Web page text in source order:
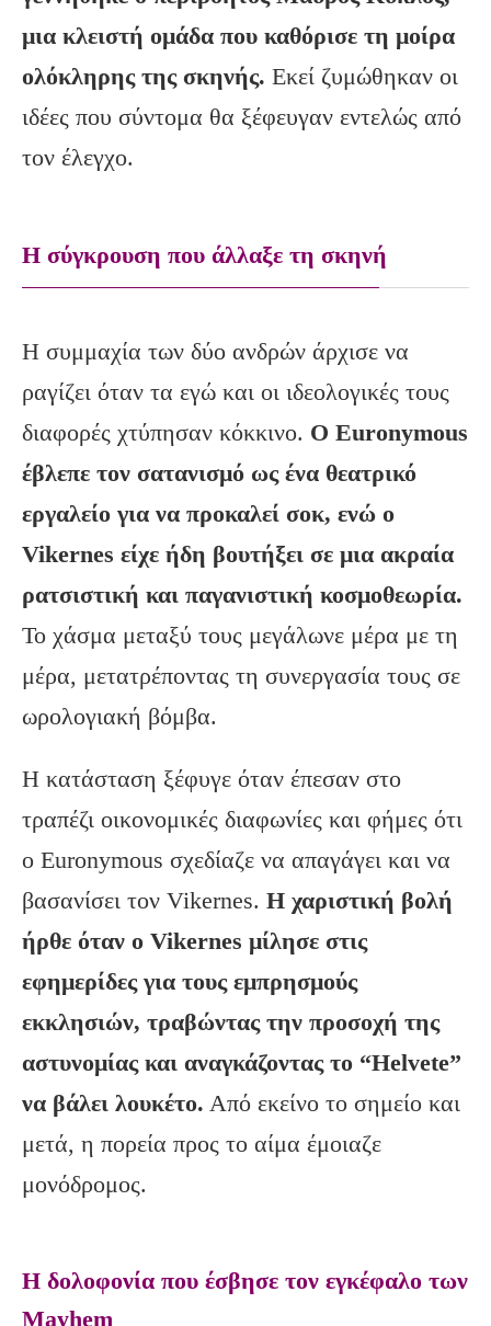
μια κλειστή ομάδα που καθόρισε τη μοίρα
ολόκληρης της σκηνής. Εκεί ζυμώθηκαν οι
ιδέες που σύντομα θα ξέφευγαν εντελώς από
τον έλεγχο.
Η σύγκρουση που άλλαξε τη σκηνή
Η συμμαχία των δύο ανδρών άρχισε να
ραγίζει όταν τα εγώ και οι ιδεολογικές τους
διαφορές χτύπησαν κόκκινο. Ο Euronymous
έβλεπε τον σατανισμό ως ένα θεατρικό
εργαλείο για να προκαλεί σοκ, ενώ ο
Vikernes είχε ήδη βουτήξει σε μια ακραία
ρατσιστική και παγανιστική κοσμοθεωρία.
Το χάσμα μεταξύ τους μεγάλωνε μέρα με τη
μέρα, μετατρέποντας τη συνεργασία τους σε
ωρολογιακή βόμβα.
Η κατάσταση ξέφυγε όταν έπεσαν στο
τραπέζι οικονομικές διαφωνίες και φήμες ότι
ο Euronymous σχεδίαζε να απαγάγει και να
βασανίσει τον Vikernes. Η χαριστική βολή
ήρθε όταν ο Vikernes μίλησε στις
εφημερίδες για τους εμπρησμούς
εκκλησιών, τραβώντας την προσοχή της
αστυνομίας και αναγκάζοντας το “Helvete”
να βάλει λουκέτο. Από εκείνο το σημείο και
μετά, η πορεία προς το αίμα έμοιαζε
μονόδρομος.
Η δολοφονία που έσβησε τον εγκέφαλο των
Mayhem